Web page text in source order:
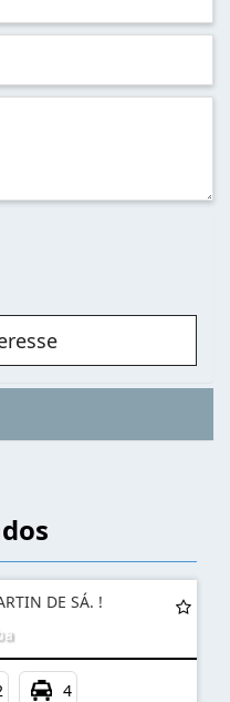
DE SÁ. !
4